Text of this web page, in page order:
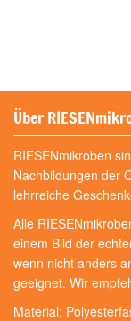
Über
RIESENmikroben
Nachbildungen der
lehrreiche
Alle
einem Bild der
wenn nicht anders
geeignet. Wir
Material: